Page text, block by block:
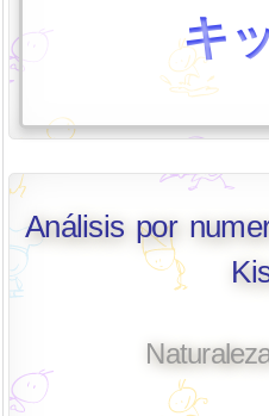
キ
Análisis por